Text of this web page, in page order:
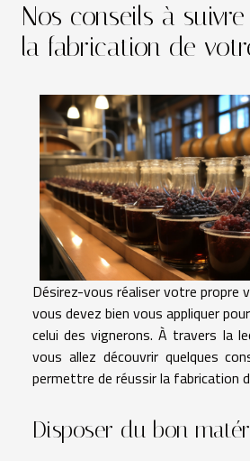
Nos conseils à
la fabrication de
Désirez-vous réaliser votre propre
vous devez bien vous appliquer
celui des vignerons. À travers la
vous allez découvrir quelques
permettre de réussir la fabrication
Disposer du bon